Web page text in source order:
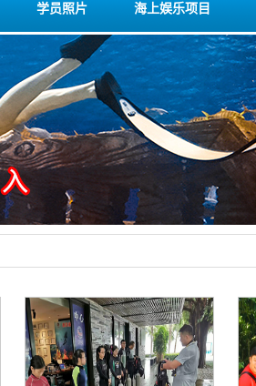
学员照片 海上娱乐项目